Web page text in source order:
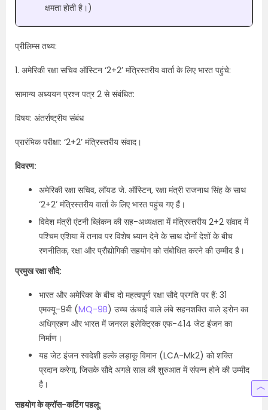
क्षमता होती है।)
प्रीलिम्स तथ्य:
1. अमेरिकी रक्षा सचिव ऑस्टिन ‘2+2’ मंत्रिस्तरीय वार्ता के लिए भारत पहुंचे:
सामान्य अध्ययन प्रश्न पत्र 2 से संबंधित:
विषय: अंतर्राष्ट्रीय संबंध
प्रारंभिक परीक्षा: ‘2+2’ मंत्रिस्तरीय संवाद।
विवरण:
अमेरिकी रक्षा सचिव, लॉयड जे. ऑस्टिन, रक्षा मंत्री राजनाथ सिंह के साथ
‘2+2’ मंत्रिस्तरीय वार्ता के लिए भारत पहुंच गए हैं।
विदेश मंत्री एंटनी ब्लिंकन की सह-अध्यक्षता में मंत्रिस्तरीय 2+2 संवाद में
पश्चिम एशिया में तनाव पर विशेष ध्यान देने के साथ दोनों देशों के बीच
रणनीतिक, रक्षा और प्रौद्योगिकी सहयोग को संबोधित करने की उम्मीद है।
प्रमुख रक्षा सौदे:
भारत और अमेरिका के बीच दो महत्वपूर्ण रक्षा सौदे प्रगति पर हैं: 31
एमक्यू-9बी (MQ-9B) उच्च ऊंचाई वाले लंबे सहनशक्ति वाले ड्रोन का
अधिग्रहण और भारत में जनरल इलेक्ट्रिक एफ-414 जेट इंजन का
निर्माण।
यह जेट इंजन स्वदेशी हल्के लड़ाकू विमान (LCA-Mk2) को शक्ति
प्रदान करेगा, जिसके सौदे अगले साल की शुरुआत में संपन्न होने की उम्मीद
है।
सहयोग के क्रॉस-कटिंग पहलू: